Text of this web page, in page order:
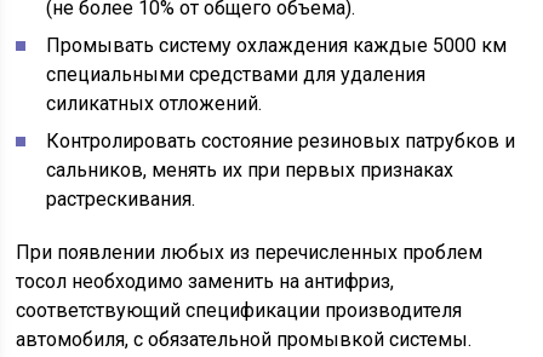
(не более 10% от общего объема).
Промывать систему охлаждения каждые 5000 км
специальными средствами для удаления
силикатных отложений.
Контролировать состояние резиновых патрубков и
сальников, менять их при первых признаках
растрескивания.
При появлении любых из перечисленных проблем
тосол необходимо заменить на антифриз,
соответствующий спецификации производителя
автомобиля, с обязательной промывкой системы.